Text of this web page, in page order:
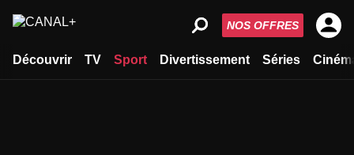
Découvrir TV Sport Divertissement Séries
NOS OFFRES